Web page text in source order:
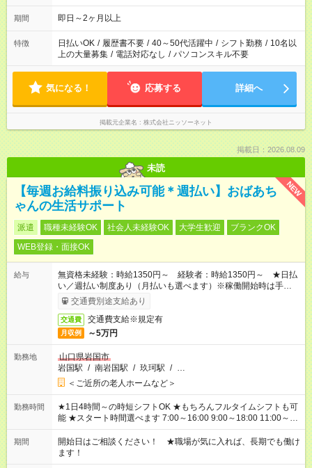
期間 即日～2ヶ月以上
特徴 日払いOK / 履歴書不要 / 40～50代活躍中 / シフト勤務 / 10名以
上の大量募集 / 電話対応なし / パソコンスキル不要
気になる！ 応募する 詳細へ
掲載元企業名 株式会社ニッソーネット
掲載日：2026.08.09
未読
NEW
【毎週お給料振り込み可能＊週払い】おばあち
ゃんの生活サポート
派遣 職種未経験OK 社会人未経験OK 大学生歓迎
ブランクOK
WEB登録・面接OK
給与
無資格未経験：時給1350円～ 経験者：時給1350円～ ★日払
い／週払い制度あり（月払いも選べます）※稼働開始時は手続き
完了次第のお支払いとなります。
交通費別途支給あり
交通費 交通費支給※規定有
月収例 ～5万円
勤務地
山口県岩国市
岩国駅 / 南岩国駅 / 玖珂駅 / …
＜ご近所の老人ホームなど＞
勤務時間
★1日4時間～の時短シフトOK ★もちろんフルタイムシフトも可
能 ★スタート時間選べます 7:00～16:00 9:00～18:00 11:00～
20:00 など 残業なし！ ※Wワークの場合、他のお仕事と合わせ
週40時間超の就業はご案内できません ※法令に基づき、週20時
間以上勤務は社会保険への加入対象となります ※労働者派遣法
（日雇い派遣の原則禁止）により、短時間・短期間の就業はご
期間
開始日はご相談ください！ ★職場が気に入れば、長期でも働け
ます！